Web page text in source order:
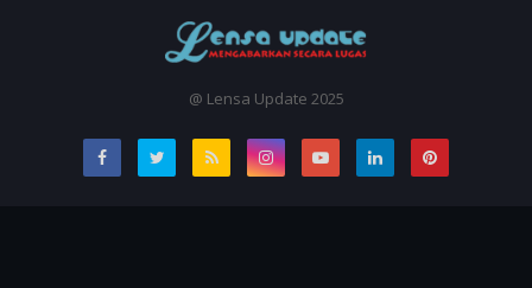
@ Lensa Update 2025